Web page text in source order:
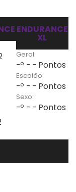
ENDURANCE
XL
Geral:
-º - - Pontos
Escalão:
-º - - Pontos
Sexo:
-º - - Pontos